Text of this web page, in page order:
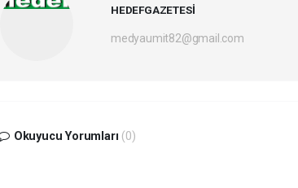
HEDEFGAZETESİ
medyaumit82@gmail.com
Okuyucu Yorumları (0)